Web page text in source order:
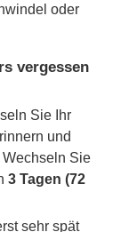
oder
vergessen
Sie Ihr
und
Sie
3 Tagen (72
sehr spät